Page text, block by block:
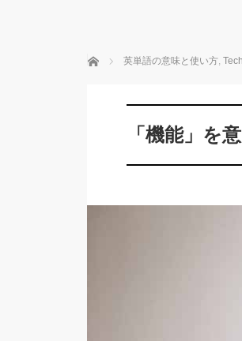
ホーム 英単語の意味と使い方,
「機能」を